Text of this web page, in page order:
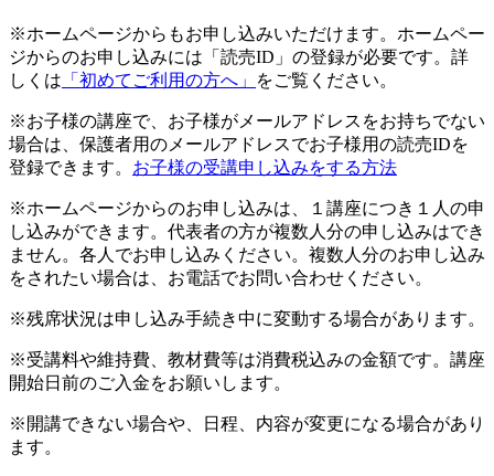
※ホームページからもお申し込みいただけます。ホームペー
ジからのお申し込みには「読売ID」の登録が必要です。詳
しくは 「初めてご利用の方へ」 をご覧ください。
※お子様の講座で、お子様がメールアドレスをお持ちでない
場合は、保護者用のメールアドレスでお子様用の読売IDを
登録できます。 お子様の受講申し込みをする方法
※ホームページからのお申し込みは、１講座につき１人の申
し込みができます。代表者の方が複数人分の申し込みはでき
ません。各人でお申し込みください。複数人分のお申し込み
をされたい場合は、お電話でお問い合わせください。
※残席状況は申し込み手続き中に変動する場合があります。
※受講料や維持費、教材費等は消費税込みの金額です。講座
開始日前のご入金をお願いします。
※開講できない場合や、日程、内容が変更になる場合があり
ます。